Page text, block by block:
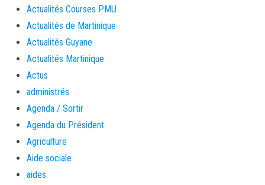
Actualités Courses PMU
Actualités de Martinique
Actualités Guyane
Actualités Martinique
Actus
administrés
Agenda / Sortir
Agenda du Président
Agriculture
Aide sociale
aides